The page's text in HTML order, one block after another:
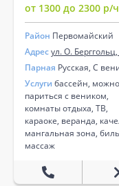
от 1300 до 2300 р/
Район Первомайский
Адресул. О.
Парная Русская, С
Услуги бассейн, можно
париться с веником,
комнаты отдыха, ТВ,
караоке, веранда,
мангальная зона,
массаж